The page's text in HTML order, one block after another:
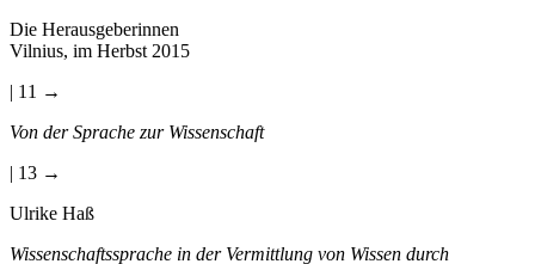
Die Herausgeberinnen
Vilnius, im Herbst 2015
| 11 →
Von der Sprache zur Wissenschaft
| 13 →
Ulrike Haß
Wissenschaftssprache in der Vermittlung von Wissen durch